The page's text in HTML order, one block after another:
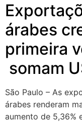
árabes
primeira
somam
São Paulo – As
árabes renderam
aumento de 5,36%